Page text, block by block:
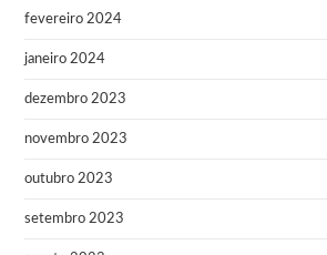
fevereiro 2024
janeiro 2024
dezembro 2023
novembro 2023
outubro 2023
setembro 2023